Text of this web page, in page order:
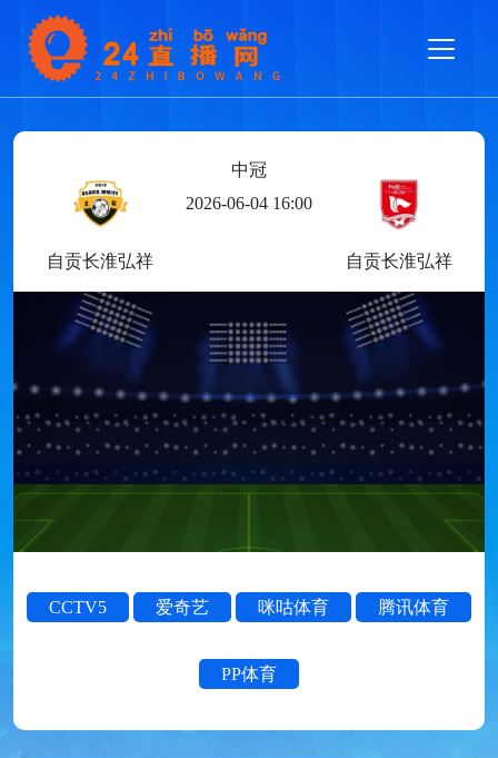
自贡长淮弘祥
中冠
2026-06-04 16:00
自贡长淮弘祥
CCTV5 爱奇艺 咪咕体育 腾讯体育
PP体育